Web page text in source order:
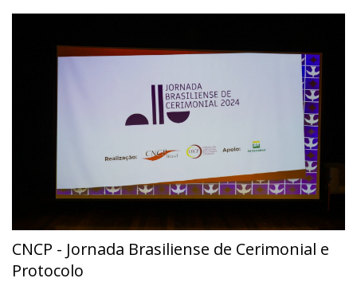
CNCP - Jornada Brasiliense de Cerimonial e
Protocolo